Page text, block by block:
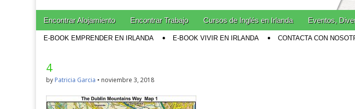
Main menu
Skip to content
Encontrar Alojamiento Encontrar Trabajo Cursos de Inglés en Irlanda Eventos,
E-BOOK EMPRENDER EN IRLANDA E-BOOK VIVIR EN IRLANDA CONTACTA CON
4
by Patricia Garcia • noviembre 3, 2018